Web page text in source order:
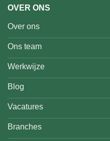
OVER ONS
Over ons
Ons team
Werkwijze
Blog
Vacatures
Branches